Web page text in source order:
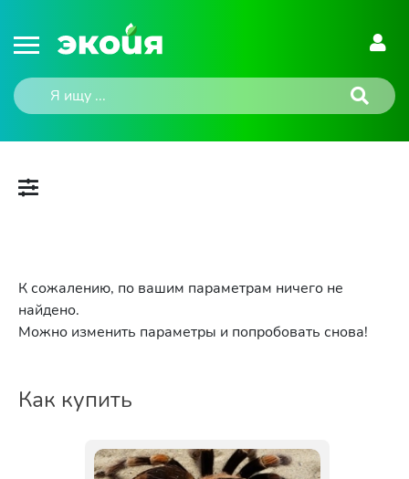
К сожалению, по вашим параметрам ничего не
найдено.
Можно изменить параметры и попробовать снова!
Как купить